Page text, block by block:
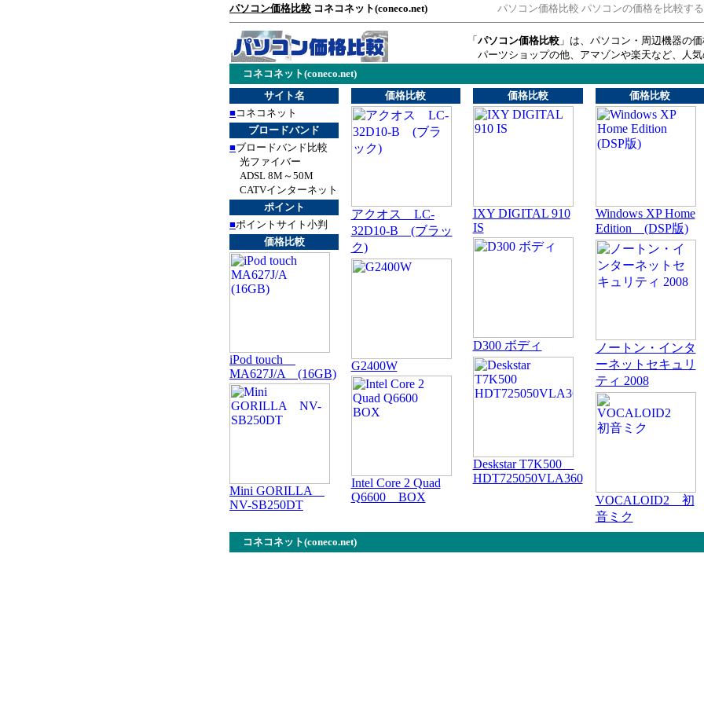
パソコン価格比較 コネコネット(coneco.net) パソコン価格比較 パソコンの価格を比較す
「 パソコン価格比較 」は、パソコン・周辺機器の
パーツショップの他、アマゾンや楽天など、人気
コネコネット(coneco.net)
サイト名
■ コネコネット
ブロードバンド
■ブロードバンド比較
光ファイバー
ADSL 8M～50M
CATVインターネット
ポイント
■ポイントサイト小判
価格比較
iPod touch
MA627J/A (16GB)
Mini GORILLA
NV-SB250DT
価格比較
アクオス LC-
32D10-B (ブラッ
ク)
G2400W
Intel Core 2 Quad
Q6600 BOX
価格比較
IXY DIGITAL 910
IS
D300 ボディ
Deskstar T7K500
HDT725050VLA360
価格比較
Windows XP Home
Edition (DSP版)
ノートン・インタ
ーネットセキュリ
ティ 2008
VOCALOID2 初
音ミク
コネコネット(coneco.net)